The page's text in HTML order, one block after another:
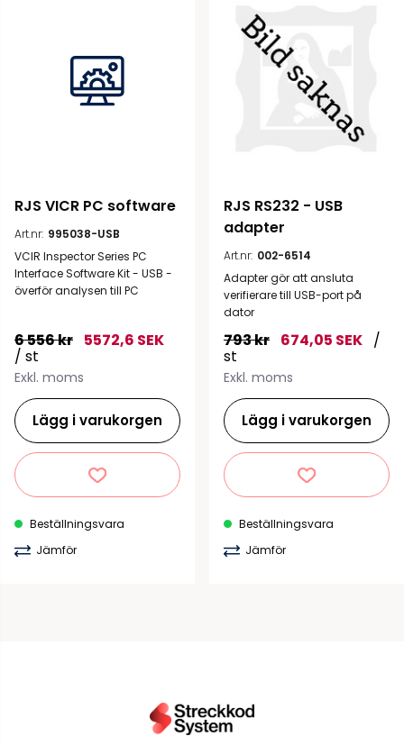
RJS VICR PC software
Art.nr: 995038-USB
VCIR Inspector Series PC
Interface Software Kit - USB -
överför analysen till PC
6 556 kr 5572,6 SEK
/ st
Exkl. moms
Lägg i varukorgen
Beställningsvara
Jämför
RJS RS232 - USB
adapter
Art.nr: 002-6514
Adapter gör att ansluta
verifierare till USB-port på
dator
793 kr 674,05 SEK /
st
Exkl. moms
Lägg i varukorgen
Beställningsvara
Jämför